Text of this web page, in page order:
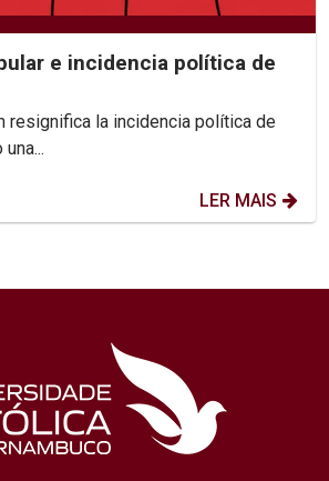
e incidencia política de
resignifica la incidencia política de
LER MAIS